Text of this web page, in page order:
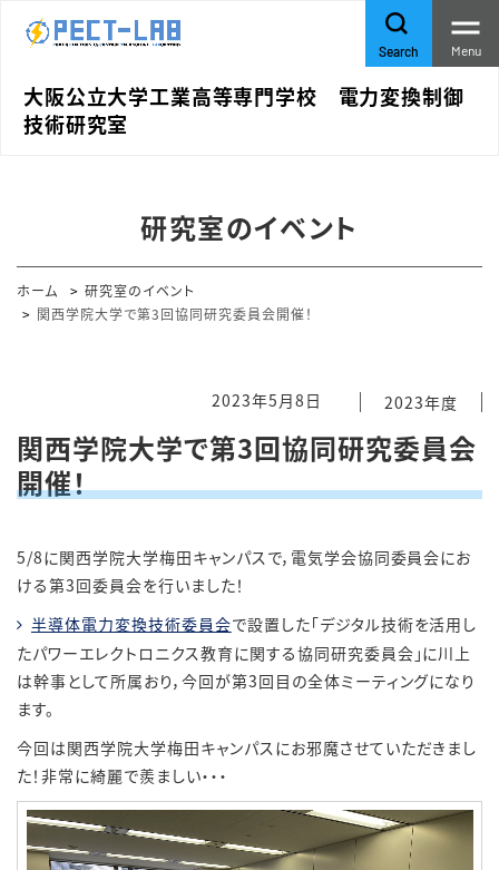
大阪公立大学工業高等専門学校 電力変換制御
技術研究室
Search Menu
研究室のイベント
ホーム
研究室のイベント
関西学院大学で第3回協同研究委員会開催！
2023年5月8日 2023年度
関西学院大学で第3回協同研究委員会
開催！
5/8に関西学院大学梅田キャンパスで，電気学会協同委員会にお
ける第3回委員会を行いました！
半導体電力変換技術委員会で設置した「デジタル技術を活用し
たパワーエレクトロニクス教育に関する協同研究委員会」に川上
は幹事として所属おり，今回が第3回目の全体ミーティングになり
ます。
今回は関西学院大学梅田キャンパスにお邪魔させていただきまし
た！非常に綺麗で羨ましい・・・